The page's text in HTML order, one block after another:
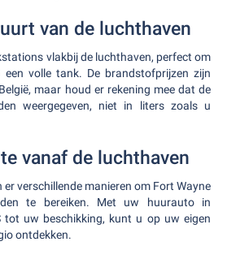
van de luchthaven
vlakbij de luchthaven, perfect om
volle tank. De brandstofprijzen zijn
maar houd er rekening mee dat de
weergegeven, niet in liters zoals u
vanaf de luchthaven
verschillende manieren om Fort Wayne
te bereiken. Met uw huurauto in
tot uw beschikking, kunt u op uw eigen
ontdekken.